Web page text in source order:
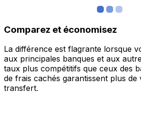
Comparez et économisez
La différence est flagrante lorsque
aux principales banques et aux
taux plus compétitifs que ceux des
de frais cachés garantissent plus de
transfert.